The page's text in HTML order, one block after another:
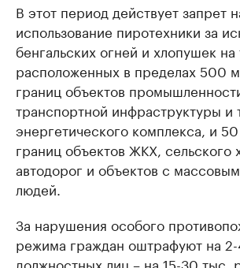
В этот период действует запрет
использование пиротехники за
бенгальских огней и хлопушек на
расположенных в пределах 500
границ объектов
транспортной инфраструктуры и
энергетического комплекса, и
границ объектов ЖКХ, сельского
автодорог и объектов с
людей.
За нарушения особого
режима граждан оштрафуют на 2-
должностных лиц – на 15-30 тыс.